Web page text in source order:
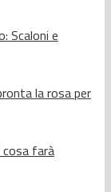
Scaloni e
la rosa per
farà